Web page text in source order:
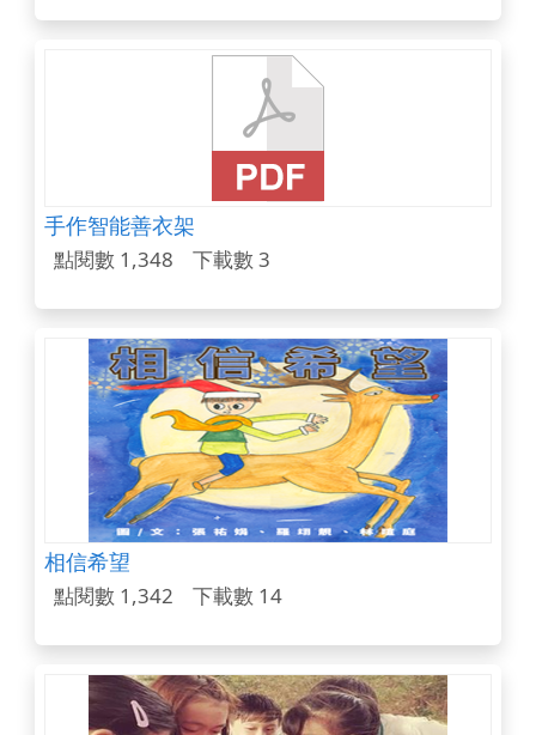
手作智能善衣架
點閱數 1,348 下載數 3
相信希望
點閱數 1,342 下載數 14